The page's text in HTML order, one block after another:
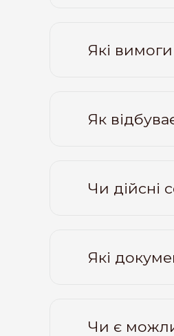
Які
Як
Чи дійсні
Які
Чи є